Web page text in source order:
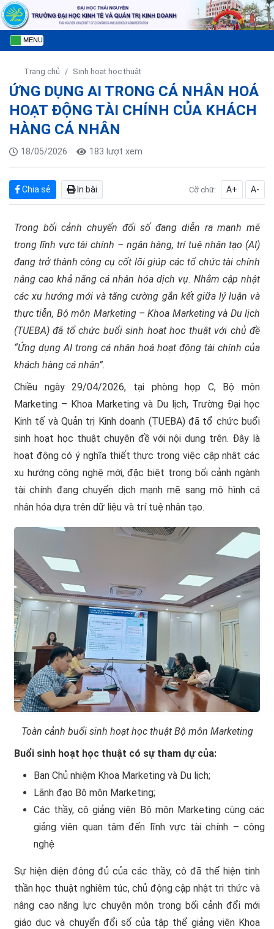
MENU
Trang chủ Sinh hoạt học thuật
ỨNG DỤNG AI TRONG CÁ NHÂN HOÁ
HOẠT ĐỘNG TÀI CHÍNH CỦA KHÁCH
HÀNG CÁ NHÂN
18/05/2026 183 lượt xem
Chia sẻ In bài Cỡ chữ: A+ A-
Trong bối cảnh chuyển đổi số đang diễn ra mạnh mẽ
trong lĩnh vực tài chính – ngân hàng, trí tuệ nhân tạo (AI)
đang trở thành công cụ cốt lõi giúp các tổ chức tài chính
nâng cao khả năng cá nhân hóa dịch vụ. Nhằm cập nhật
các xu hướng mới và tăng cường gắn kết giữa lý luận và
thực tiễn, Bộ môn Marketing – Khoa Marketing và Du lịch
(TUEBA) đã tổ chức buổi sinh hoạt học thuật với chủ đề
“Ứng dụng AI trong cá nhân hoá hoạt động tài chính của
khách hàng cá nhân”.
Chiều ngày 29/04/2026, tại phòng họp C, Bộ môn
Marketing – Khoa Marketing và Du lịch, Trường Đại học
Kinh tế và Quản trị Kinh doanh (TUEBA) đã tổ chức buổi
sinh hoạt học thuật chuyên đề với nội dung trên. Đây là
hoạt động có ý nghĩa thiết thực trong việc cập nhật các
xu hướng công nghệ mới, đặc biệt trong bối cảnh ngành
tài chính đang chuyển dịch mạnh mẽ sang mô hình cá
nhân hóa dựa trên dữ liệu và trí tuệ nhân tạo.
Toàn cảnh buổi sinh hoạt học thuật Bộ môn Marketing
Buổi sinh hoạt học thuật có sự tham dự của:
Ban Chủ nhiệm Khoa Marketing và Du lịch;
Lãnh đạo Bộ môn Marketing;
Các thầy, cô giảng viên Bộ môn Marketing cùng các
giảng viên quan tâm đến lĩnh vực tài chính – công
nghệ
Sự hiện diện đông đủ của các thầy, cô đã thể hiện tinh
thần học thuật nghiêm túc, chủ động cập nhật tri thức và
nâng cao năng lực chuyên môn trong bối cảnh đổi mới
giáo dục và chuyển đổi số của tập thể giảng viên Khoa